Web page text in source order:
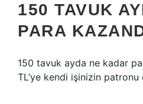
150 TAVUK
PARA
150 tavuk ayda ne kadar
TL’ye kendi işinizin patronu